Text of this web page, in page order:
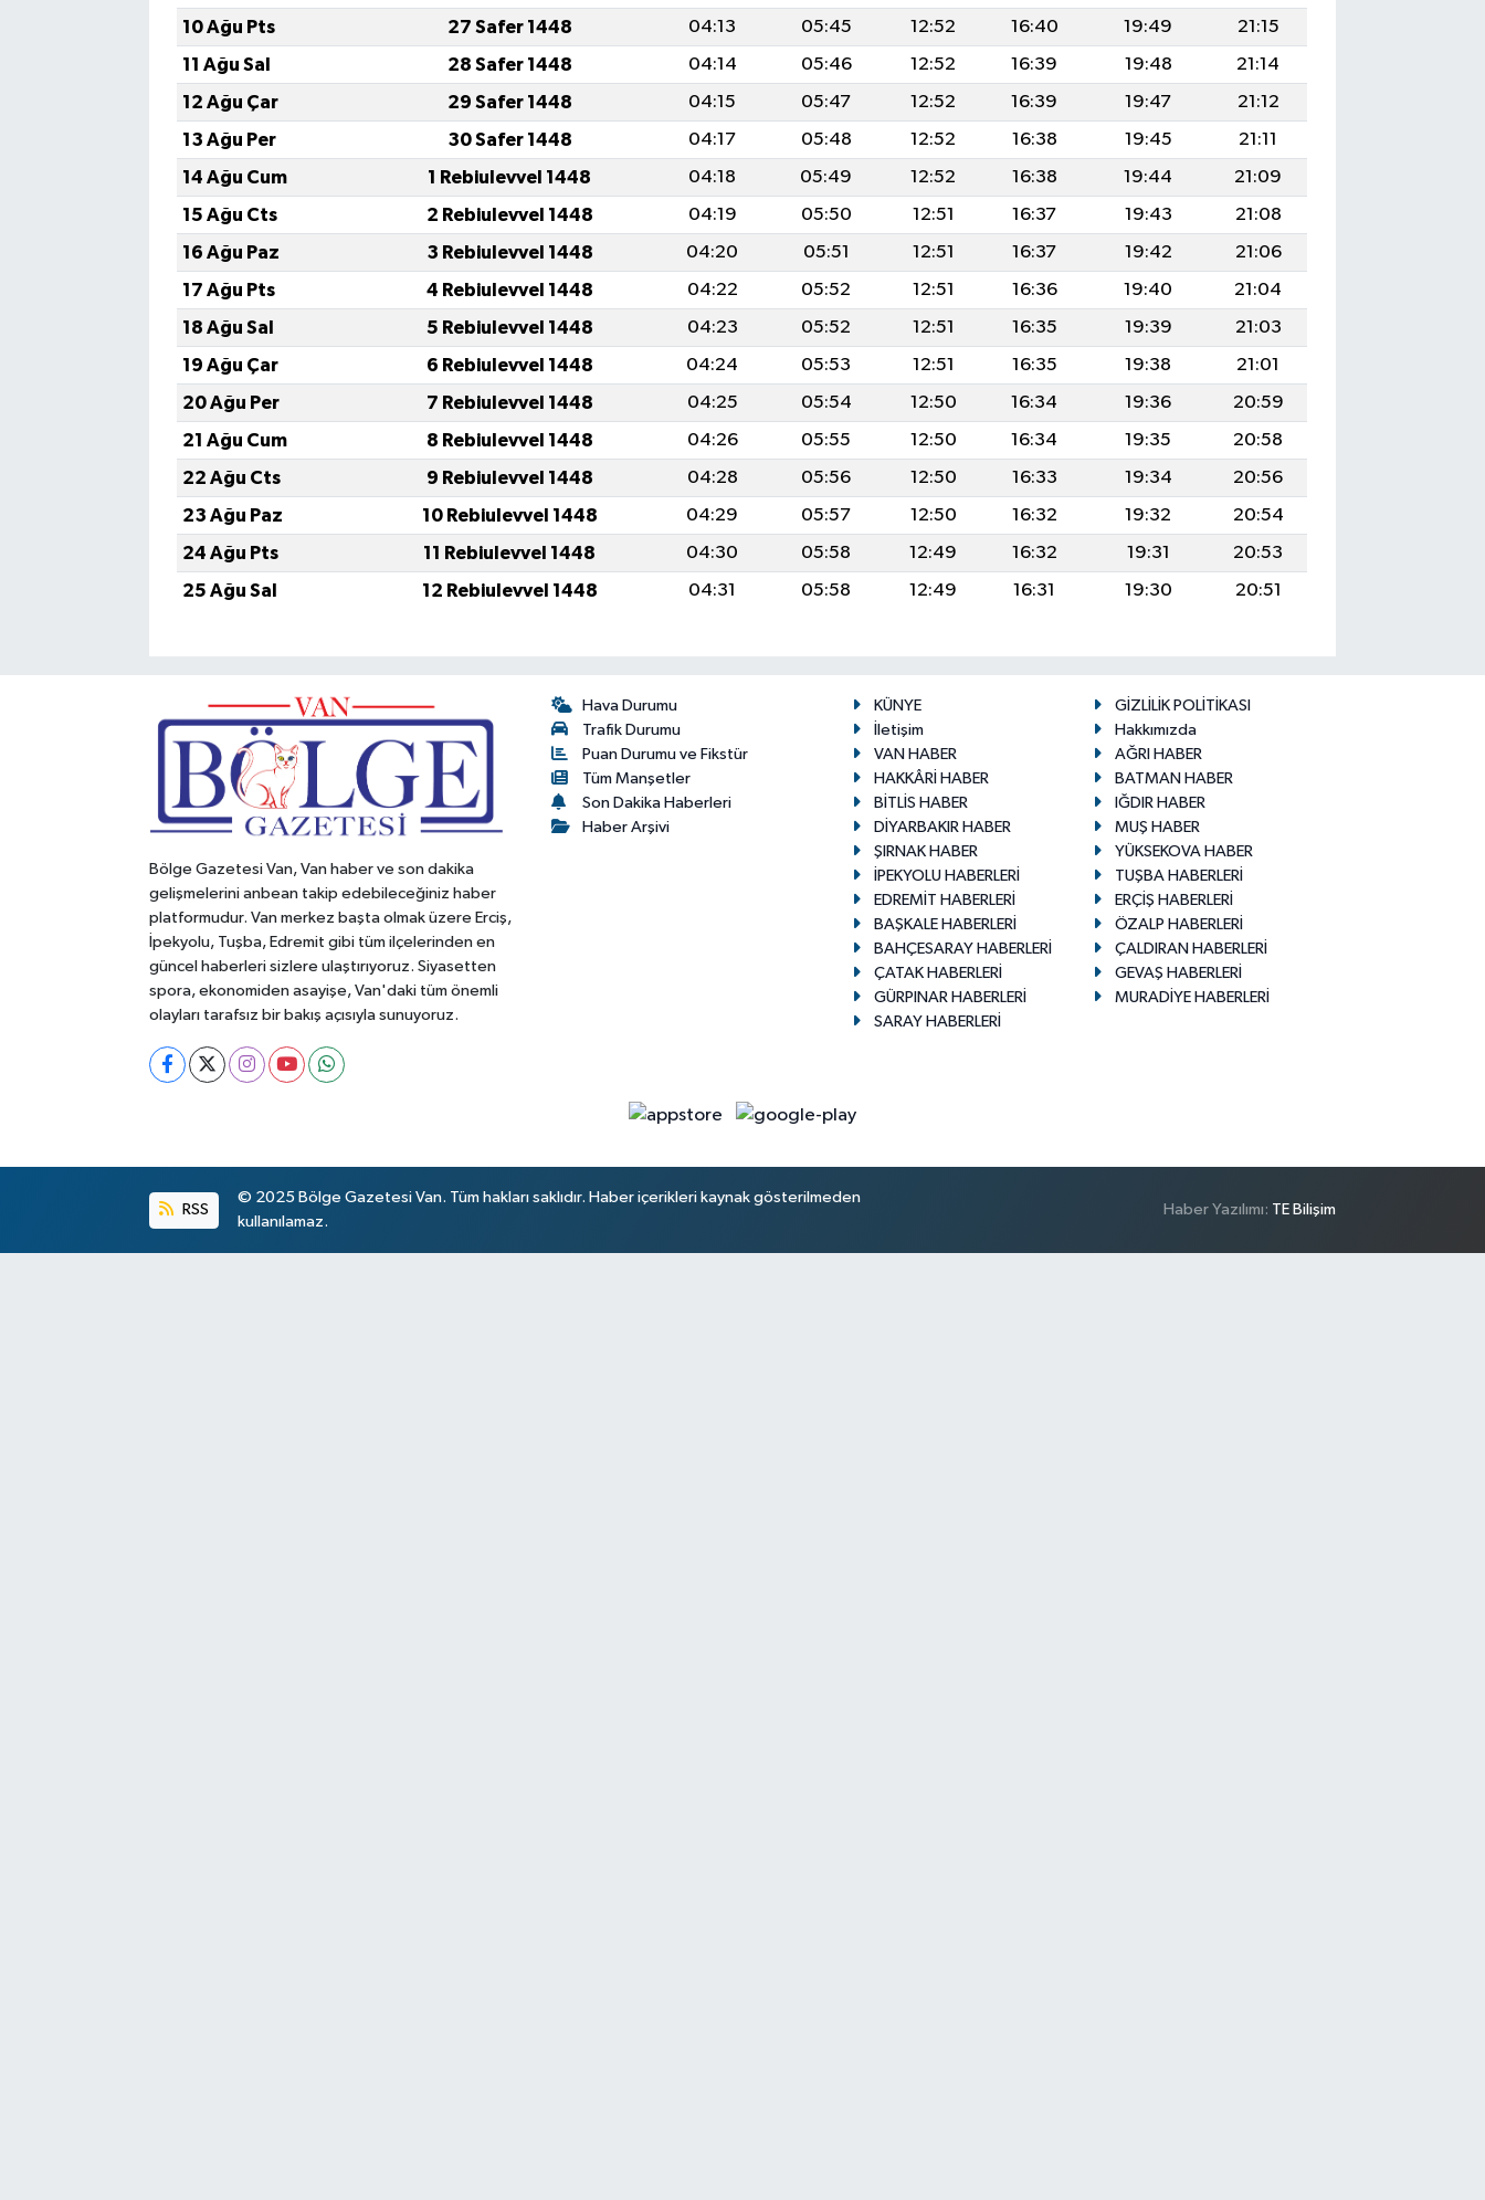
10 Ağu Pts
27 Safer 1448 04:13 05:45 12:52 16:40 19:49
21:15
11 Ağu Sal
28 Safer 1448 04:14 05:46 12:52 16:39 19:48
21:14
12 Ağu Çar
29 Safer 1448 04:15 05:47 12:52 16:39 19:47
21:12
13 Ağu Per
30 Safer 1448 04:17 05:48 12:52 16:38 19:45
21:11
14 Ağu Cum
1 Rebiulevvel 1448 04:18 05:49 12:52 16:38 19:44
21:09
15 Ağu Cts
2 Rebiulevvel 1448 04:19 05:50 12:51 16:37 19:43
21:08
16 Ağu Paz
3 Rebiulevvel 1448 04:20 05:51 12:51 16:37 19:42
21:06
17 Ağu Pts
4 Rebiulevvel 1448 04:22 05:52 12:51 16:36 19:40
21:04
18 Ağu Sal
5 Rebiulevvel 1448 04:23 05:52 12:51 16:35 19:39
21:03
19 Ağu Çar
6 Rebiulevvel 1448 04:24 05:53 12:51 16:35 19:38
21:01
20 Ağu Per
7 Rebiulevvel 1448 04:25 05:54 12:50 16:34 19:36
20:59
21 Ağu Cum
8 Rebiulevvel 1448 04:26 05:55 12:50 16:34 19:35
20:58
22 Ağu Cts
9 Rebiulevvel 1448 04:28 05:56 12:50 16:33 19:34
20:56
23 Ağu Paz
10 Rebiulevvel 1448 04:29 05:57 12:50 16:32 19:32
20:54
24 Ağu Pts
11 Rebiulevvel 1448 04:30 05:58 12:49 16:32 19:31
20:53
25 Ağu Sal
12 Rebiulevvel 1448 04:31 05:58 12:49 16:31 19:30 20:51
Bölge Gazetesi Van, Van haber ve son dakika
gelişmelerini anbean takip edebileceğiniz haber
platformudur. Van merkez başta olmak üzere Erciş,
İpekyolu, Tuşba, Edremit gibi tüm ilçelerinden en
güncel haberleri sizlere ulaştırıyoruz. Siyasetten
spora, ekonomiden asayişe, Van'daki tüm önemli
olayları tarafsız bir bakış açısıyla sunuyoruz.
Hava Durumu
Trafik Durumu
Puan Durumu ve Fikstür
Tüm Manşetler
Son Dakika Haberleri
Haber Arşivi
KÜNYE
GİZLİLİK POLİTİKASI
İletişim
Hakkımızda
VAN HABER
AĞRI HABER
HAKKÂRİ HABER
BATMAN HABER
BİTLİS HABER
IĞDIR HABER
DİYARBAKIR HABER
MUŞ HABER
ŞIRNAK HABER
YÜKSEKOVA HABER
İPEKYOLU HABERLERİ
TUŞBA HABERLERİ
EDREMİT HABERLERİ
ERÇİŞ HABERLERİ
BAŞKALE HABERLERİ
ÖZALP HABERLERİ
BAHÇESARAY HABERLERİ
ÇALDIRAN HABERLERİ
ÇATAK HABERLERİ
GEVAŞ HABERLERİ
GÜRPINAR HABERLERİ
MURADİYE HABERLERİ
SARAY HABERLERİ
RSS
© 2025 Bölge Gazetesi Van. Tüm hakları saklıdır. Haber içerikleri kaynak gösterilmeden
kullanılamaz.
Haber Yazılımı: TE Bilişim